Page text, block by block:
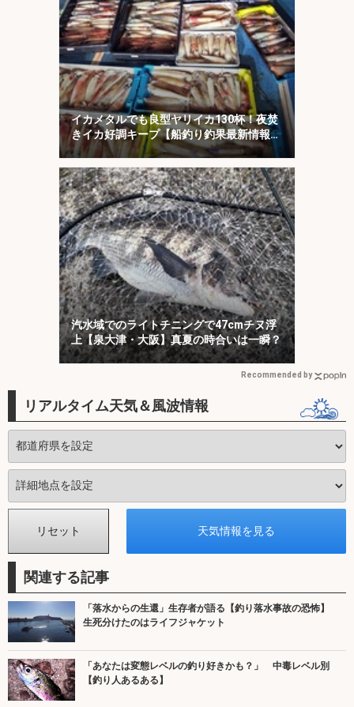
イカメタルでも良型ヤリイカ130杯！夜焚
きイカ好調キープ【船釣り釣果最新情報13
選・玄界灘】
汽水域でのライトチニングで47cmチヌ浮
上【泉大津・大阪】真夏の時合いは一瞬？
Recommended by
リアルタイム天気＆風波情報
関連する記事
「落水からの生還」生存者が語る【釣り落水事故の恐怖】
生死分けたのはライフジャケット
「あなたは変態レベルの釣り好きかも？」 中毒レベル別
【釣り人あるある】